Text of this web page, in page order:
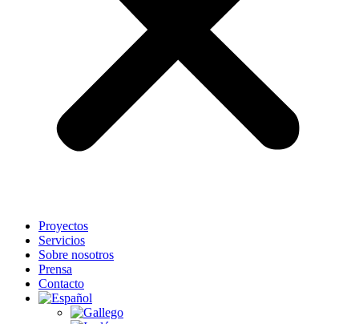
Proyectos
Servicios
Sobre nosotros
Prensa
Contacto